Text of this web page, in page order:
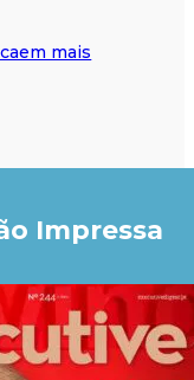
mais
Impressa